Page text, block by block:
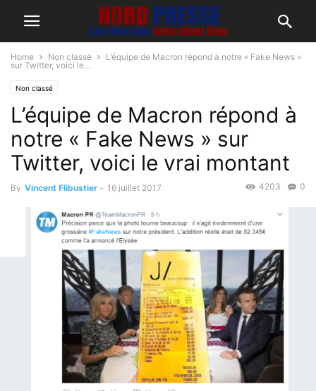
Home Non classé
L’équipe de Macron répond à notre « Fake News »
sur Twitter, voici le...
Non classé
L’équipe de Macron répond à
notre « Fake News » sur
Twitter, voici le vrai montant
By Vincent Flibustier - 16 juillet 2017 0
4203